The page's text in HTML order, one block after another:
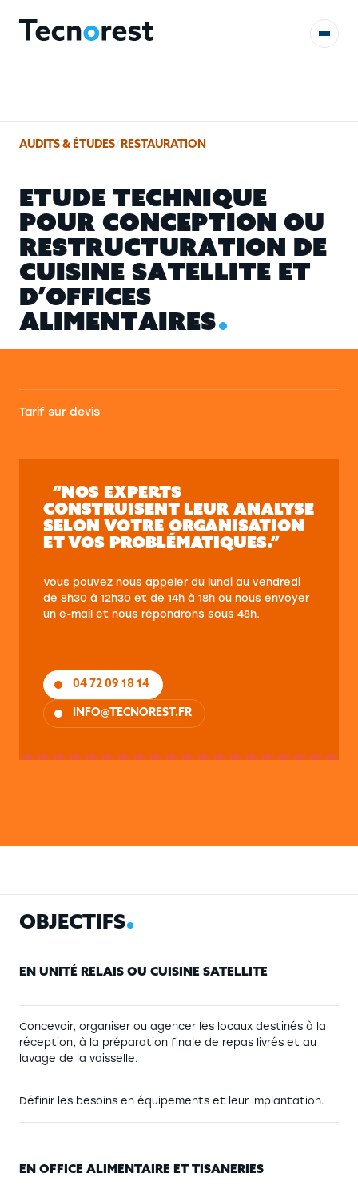
RÉFÉRENCES
CONTACT
AUDITS & ÉTUDES/ RESTAURATION
ETUDE TECHNIQUE
POUR CONCEPTION OU
RESTRUCTURATION DE
CUISINE SATELLITE ET
D’OFFICES
ALIMENTAIRES
Tarif sur devis
“NOS EXPERTS
CONSTRUISENT LEUR ANALYSE
SELON VOTRE ORGANISATION
ET VOS PROBLÉMATIQUES.”
Vous pouvez nous appeler du lundi au vendredi
de 8h30 à 12h30 et de 14h à 18h ou nous envoyer
un e-mail et nous répondrons sous 48h.
04 72 09 18 14
INFO@TECNOREST.FR
OBJECTIFS
EN UNITÉ RELAIS OU CUISINE SATELLITE
Concevoir, organiser ou agencer les locaux destinés à la
réception, à la préparation finale de repas livrés et au
lavage de la vaisselle.
Définir les besoins en équipements et leur implantation.
EN OFFICE ALIMENTAIRE ET TISANERIES